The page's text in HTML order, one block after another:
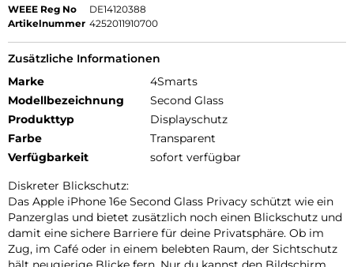
WEEE Reg No
DE14120388
Artikelnummer 4252011910700
Zusätzliche Informationen
Marke
4Smarts
Modellbezeichnung
Second Glass
Produkttyp
Displayschutz
Farbe
Transparent
Verfügbarkeit
sofort verfügbar
Diskreter Blickschutz:
Das Apple iPhone 16e Second Glass Privacy schützt wie ein
Panzerglas und bietet zusätzlich noch einen Blickschutz und
damit eine sichere Barriere für deine Privatsphäre. Ob im
Zug, im Café oder in einem belebten Raum, der Sichtschutz